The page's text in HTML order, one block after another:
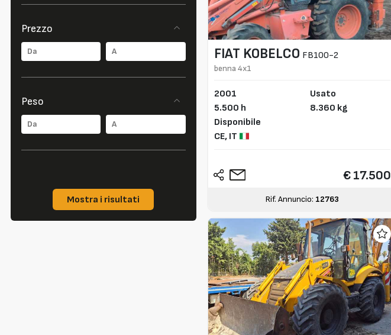
Prezzo
Peso
Mostra i risultati
FIAT KOBELCO FB100-2
benna 4x1
2001
5.500 h
Disponibile
CE,IT
Usato
8.360 kg
€ 17.500
Rif. Annuncio: 12763